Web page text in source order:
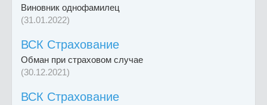
Виновник однофамилец
(31.01.2022)
ВСК Страхование
Обман при страховом случае
(30.12.2021)
ВСК Страхование